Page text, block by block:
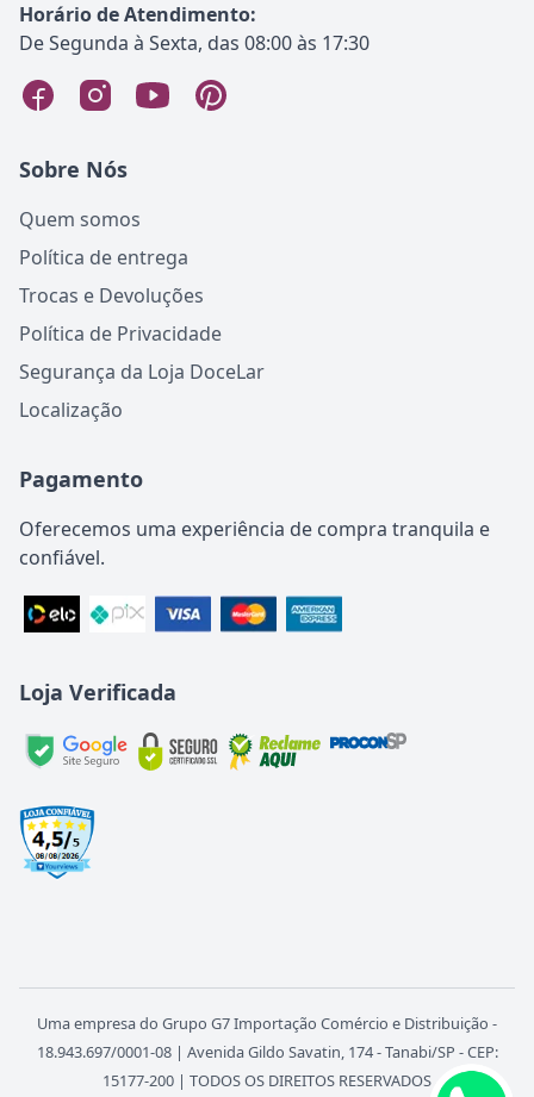
Horário de Atendimento:
De Segunda à Sexta, das 08:00 às 17:30
Sobre Nós
Quem somos
Política de entrega
Trocas e Devoluções
Política de Privacidade
Segurança da Loja DoceLar
Localização
Pagamento
Oferecemos uma experiência de compra tranquila e
confiável.
Loja Verificada
Uma empresa do Grupo G7 Importação Comércio e Distribuição -
18.943.697/0001-08 | Avenida Gildo Savatin, 174 - Tanabi/SP - CEP:
15177-200 | TODOS OS DIREITOS RESERVADOS